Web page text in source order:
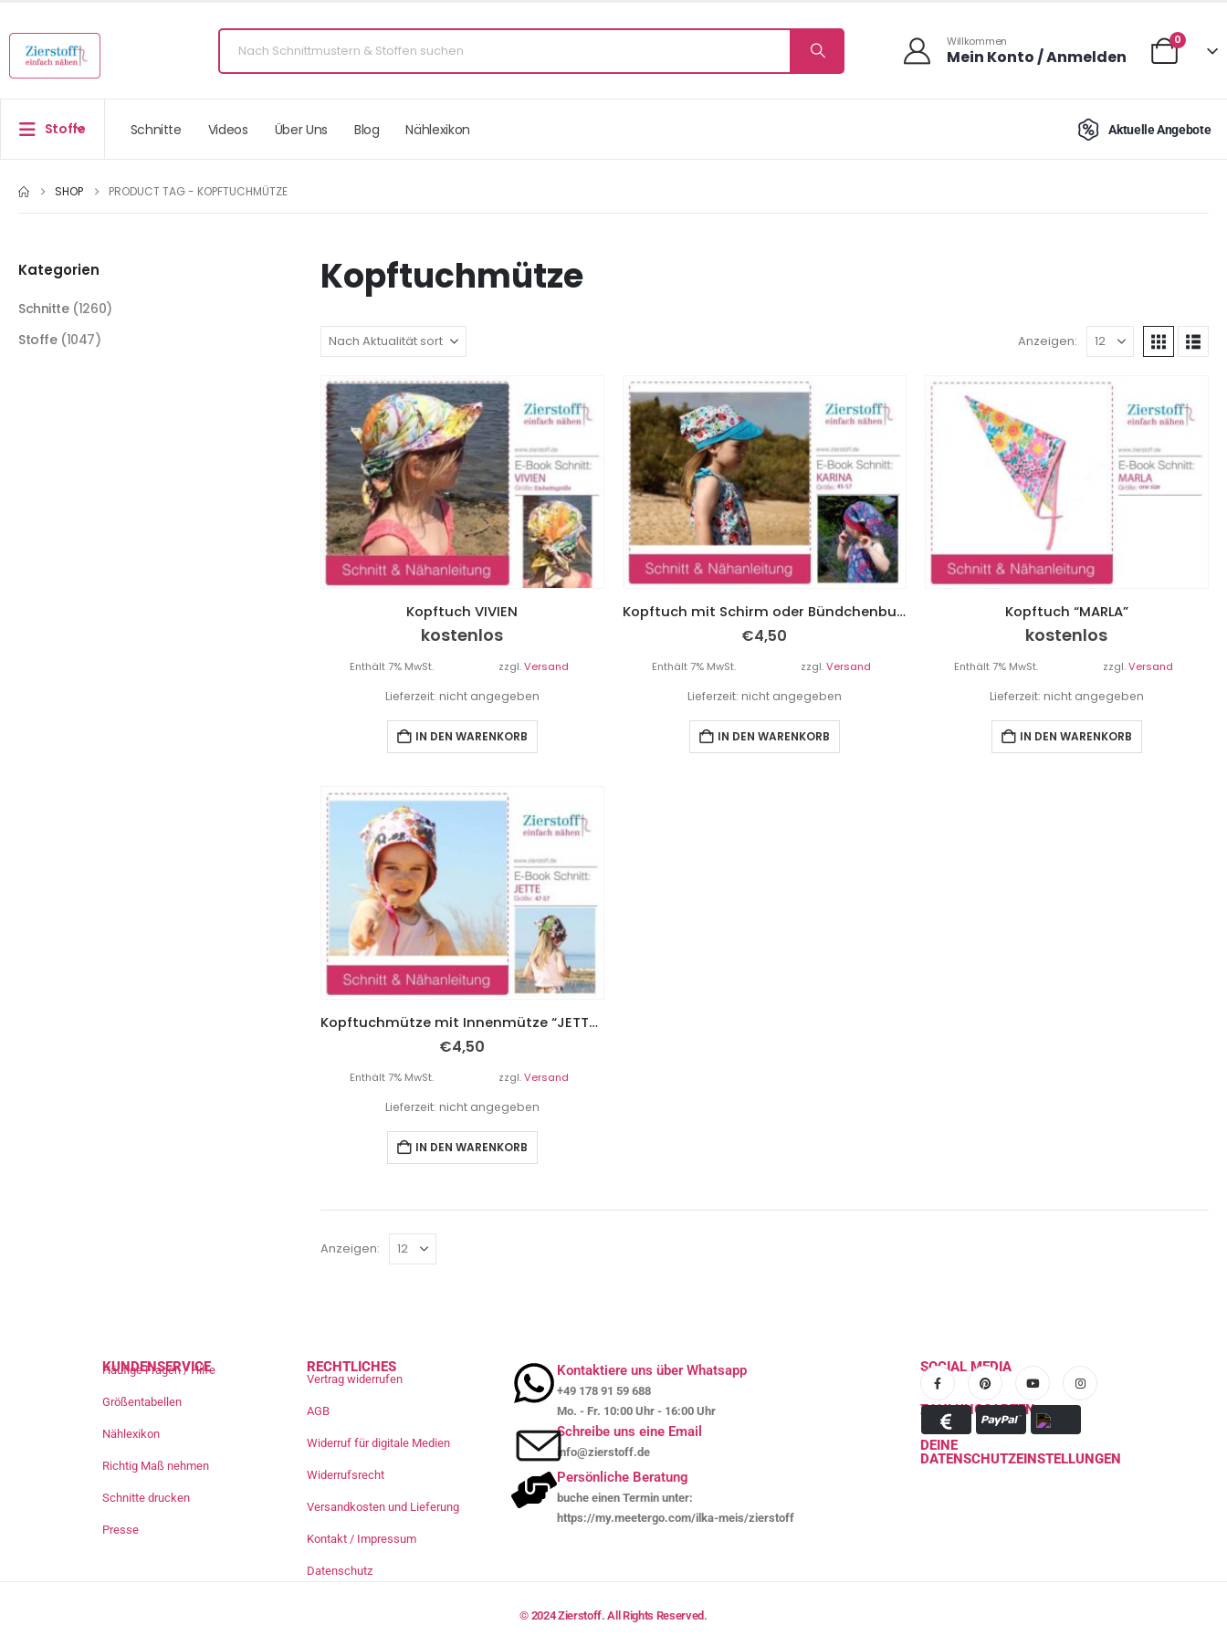
Willkommen
Mein Konto / Anmelden
0
Stoffe Schnitte Videos Über Uns Blog Nählexikon Aktuelle Angebote
SHOP PRODUCT TAG - KOPFTUCHMÜTZE
Kopftuchmütze
Anzeigen:
Kopftuch VIVIEN
kostenlos
Enthält 7% MwSt. zzgl.Versand
Lieferzeit: nicht angegeben
IN DEN WARENKORB
Kopftuch mit Schirm oder Bündchenbund “KARINA”, Gr. 45 – 57
€4,50
Enthält 7% MwSt. zzgl.Versand
Lieferzeit: nicht angegeben
IN DEN WARENKORB
Kopftuch “MARLA”
kostenlos
Enthält 7% MwSt. zzgl.Versand
Lieferzeit: nicht angegeben
IN DEN WARENKORB
Kopftuchmütze mit Innenmütze “JETTE”, Gr. 45-57
€4,50
Enthält 7% MwSt. zzgl.Versand
Lieferzeit: nicht angegeben
IN DEN WARENKORB
Anzeigen:
Kategorien
Schnitte (1260)
Stoffe (1047)
KUNDENSERVICE
Häufige Fragen / Hilfe
Größentabellen
Nählexikon
Richtig Maß nehmen
Schnitte drucken
Presse
RECHTLICHES
Vertrag widerrufen
AGB
Widerruf für digitale Medien
Widerrufsrecht
Versandkosten und Lieferung
Kontakt / Impressum
Datenschutz
Kontaktiere uns über Whatsapp
+49 178 91 59 688
Mo. - Fr. 10:00 Uhr - 16:00 Uhr
Schreibe uns eine Email
info@zierstoff.de
Persönliche Beratung
buche einen Termin unter:
https://my.meetergo.com/ilka-meis/zierstoff
SOCIAL MEDIA
ZAHLUNGSARTEN
DEINE
DATENSCHUTZEINSTELLUNGEN
© 2024 Zierstoff. All Rights Reserved.